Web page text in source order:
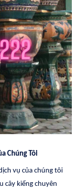
Chúng Tôi
vụ của chúng tôi
cây kiểng chuyên